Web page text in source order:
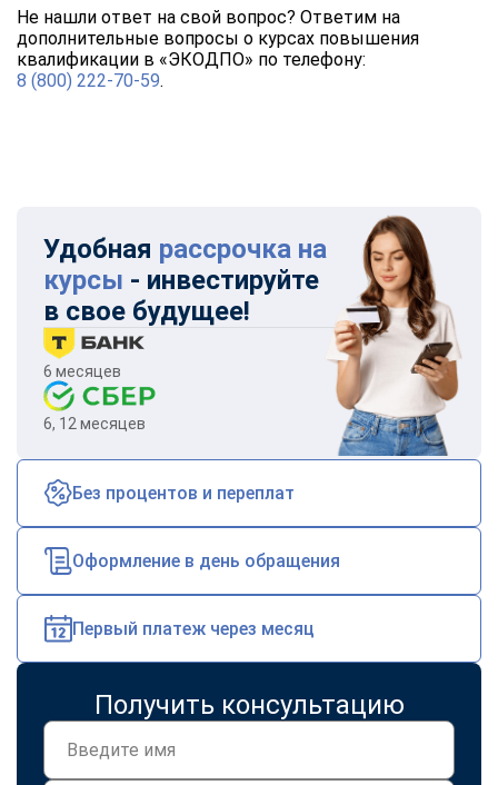
Не нашли ответ на свой вопрос? Ответим на
дополнительные вопросы о курсах повышения
квалификации в «ЭКОДПО» по телефону:
8 (800) 222-70-59.
Удобная рассрочка на
курсы - инвестируйте
в свое будущее!
6 месяцев
6, 12 месяцев
Без процентов и переплат
Оформление в день обращения
Первый платеж через месяц
Получить консультацию